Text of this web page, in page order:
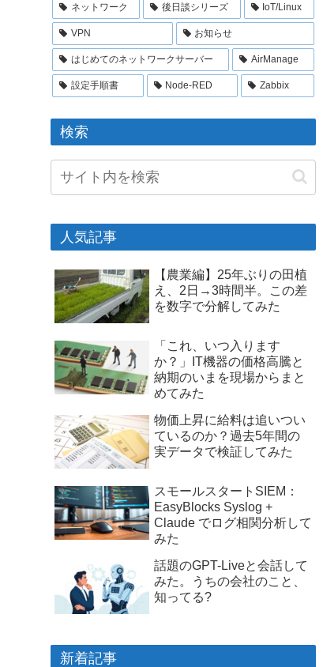
ネットワーク 後日談シリーズ IoT/Linux
VPN お知らせ
はじめてのネットワークサーバー AirManage
設定手順書 Node-RED Zabbix
検索
人気記事
【農業編】25年ぶりの田植
え、2日→3時間半。この差
を数字で分解してみた
「これ、いつ入ります
か？」IT機器の価格高騰と
納期のいまを現場からまと
めてみた
物価上昇に給料は追いつい
ているのか？過去5年間の
実データで検証してみた
スモールスタートSIEM：
EasyBlocks Syslog +
Claude でログ相関分析して
みた
話題のGPT-Liveと会話して
みた。うちの会社のこと、
知ってる?
新着記事